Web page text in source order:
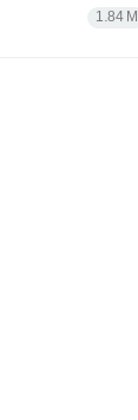
1.84 M